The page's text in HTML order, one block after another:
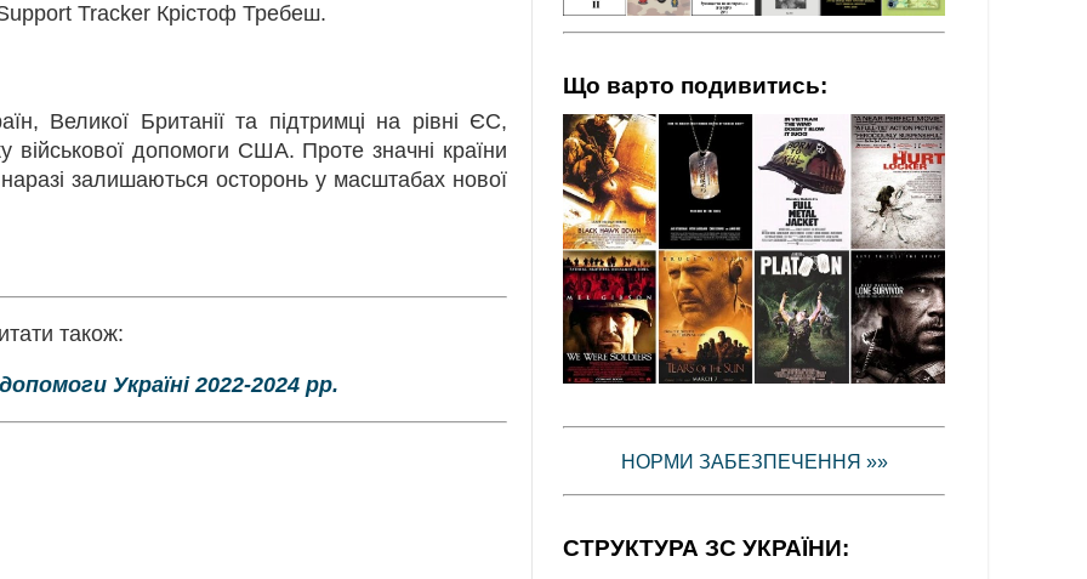
Tracker Крістоф Требеш.
Великої Британії та підтримці на рівні ЄС,
військової допомоги США. Проте значні країни
залишаються осторонь у масштабах нової
також:
Україні 2022-2024 рр.
Що варто подивитись:
НОРМИ ЗАБЕЗПЕЧЕННЯ »»
СТРУКТУРА ЗС УКРАЇНИ: